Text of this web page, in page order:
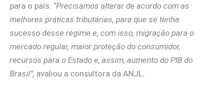
para o país. “Precisamos alterar de acordo com as
melhores práticas tributárias, para que se tenha
sucesso desse regime e, com isso, migração para o
mercado regular, maior proteção do consumidor,
recursos para o Estado e, assim, aumento do PIB do
Brasil”, avaliou a consultora da ANJL.